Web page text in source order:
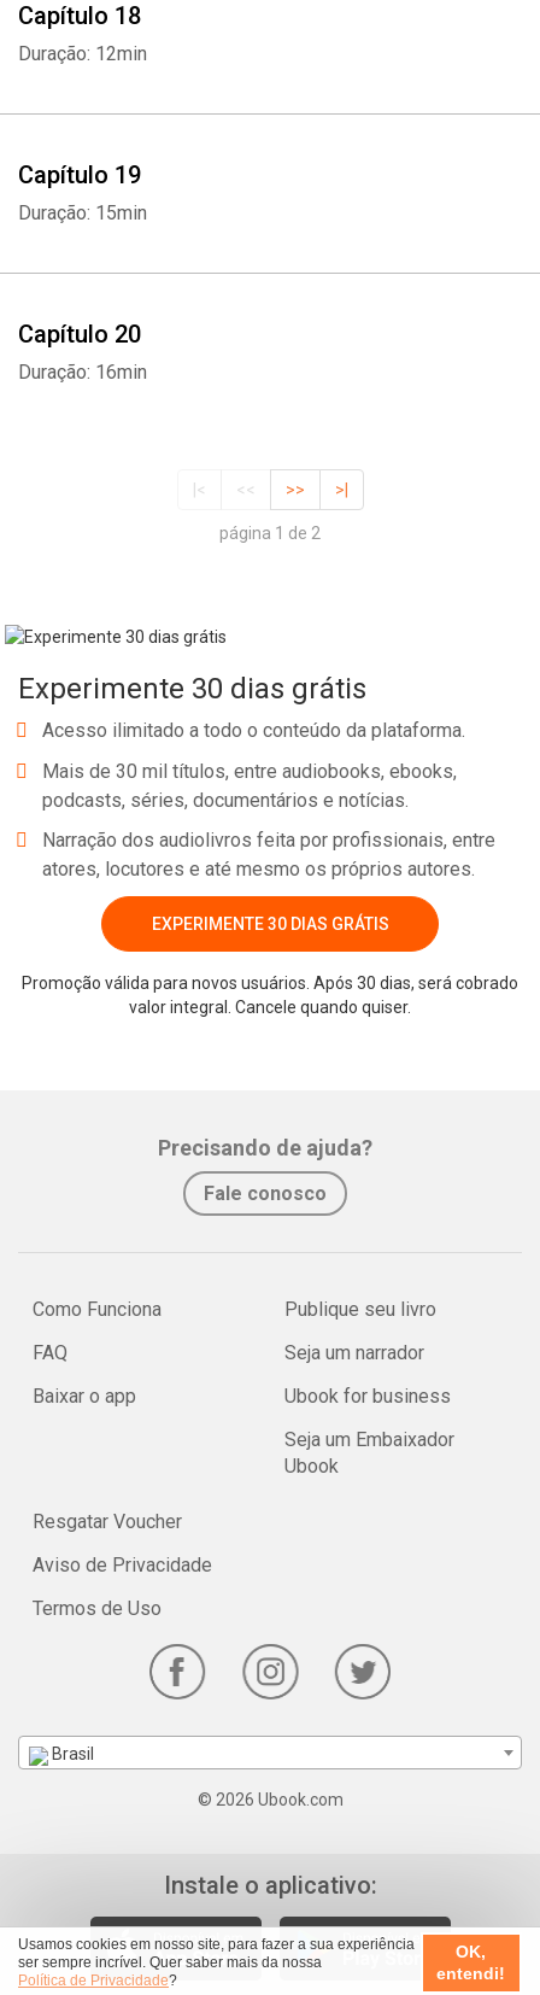
Usamos cookies em nosso site, para fazer a sua experiência
ser sempre incrível. Quer saber mais da nossa
Política de Privacidade?
OK,
entendi!
Capítulo 18
Duração: 12min
Capítulo 19
Duração: 15min
Capítulo 20
Duração: 16min
|< << >> >|
página 1 de 2
Experimente 30 dias grátis
Acesso ilimitado a todo o conteúdo da plataforma.
Mais de 30 mil títulos, entre audiobooks, ebooks,
podcasts, séries, documentários e notícias.
Narração dos audiolivros feita por profissionais, entre
atores, locutores e até mesmo os próprios autores.
EXPERIMENTE 30 DIAS GRÁTIS
Promoção válida para novos usuários. Após 30 dias, será cobrado
valor integral. Cancele quando quiser.
Precisando de ajuda?
Fale conosco
Como Funciona
FAQ
Baixar o app
Publique seu livro
Seja um narrador
Ubook for business
Seja um Embaixador
Ubook
Resgatar Voucher
Aviso de Privacidade
Termos de Uso
Brasil
© 2026 Ubook.com
Instale o aplicativo: